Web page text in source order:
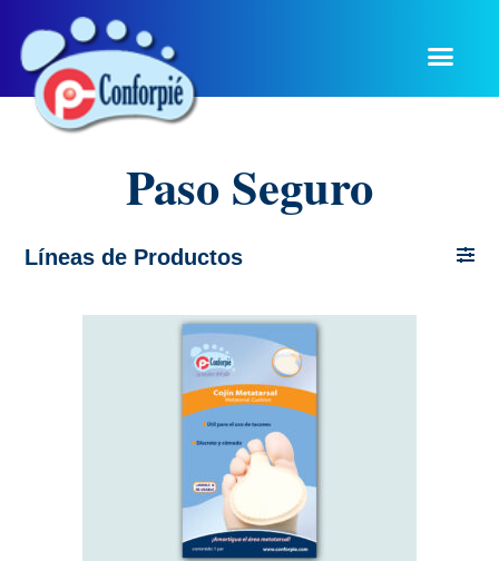
Paso Seguro
Líneas de Productos